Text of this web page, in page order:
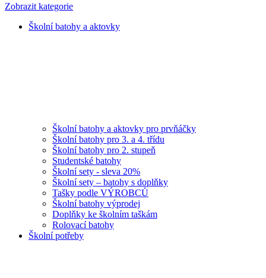
Zobrazit kategorie
Školní batohy a aktovky
Školní batohy a aktovky pro prvňáčky
Školní batohy pro 3. a 4. třídu
Školní batohy pro 2. stupeň
Studentské batohy
Školní sety - sleva 20%
Školní sety – batohy s doplňky
Tašky podle VÝROBCŮ
Školní batohy výprodej
Doplňky ke školním taškám
Rolovací batohy
Školní potřeby